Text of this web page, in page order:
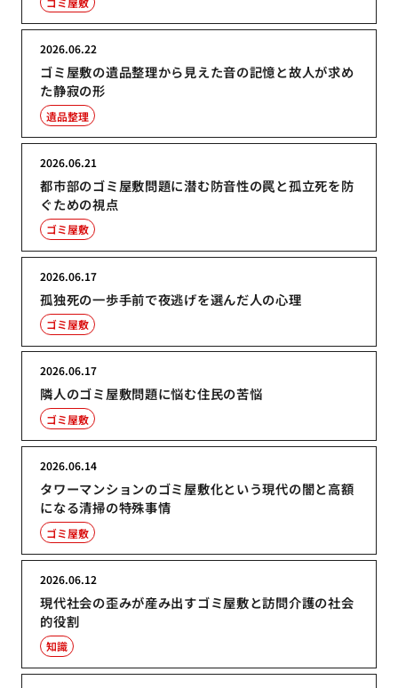
ゴミ屋敷の遺品整理から見えた音の記憶と故人が求め
た静寂の形
2026.06.22
遺品整理
都市部のゴミ屋敷問題に潜む防音性の罠と孤立死を防
ぐための視点
2026.06.21
ゴミ屋敷
孤独死の一歩手前で夜逃げを選んだ人の心理
2026.06.17
ゴミ屋敷
隣人のゴミ屋敷問題に悩む住民の苦悩
2026.06.17
ゴミ屋敷
タワーマンションのゴミ屋敷化という現代の闇と高額
になる清掃の特殊事情
2026.06.14
ゴミ屋敷
現代社会の歪みが産み出すゴミ屋敷と訪問介護の社会
的役割
2026.06.12
知識